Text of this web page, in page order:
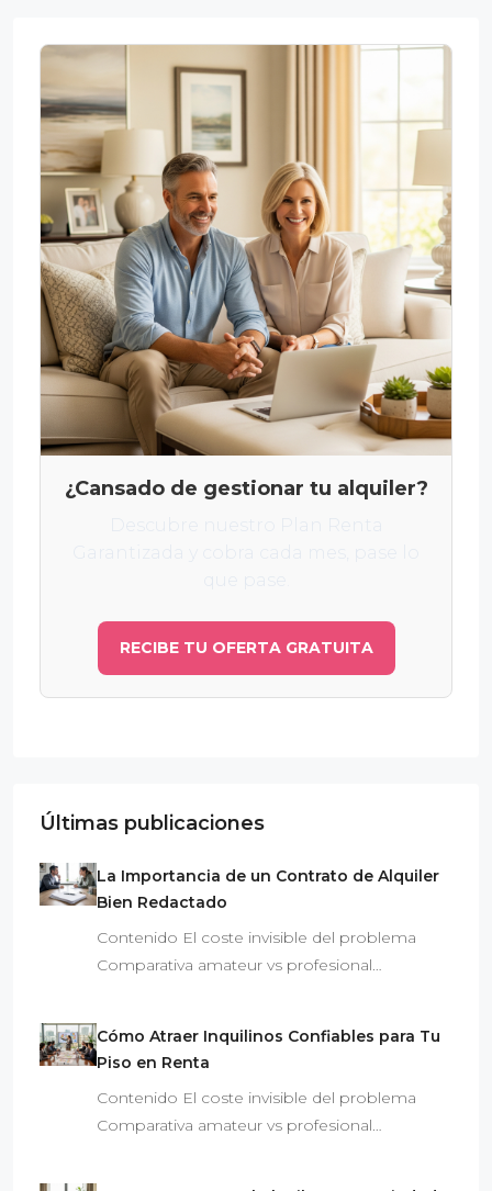
¿Cansado de gestionar tu alquiler?
RECIBE TU OFERTA GRATUITA
Últimas publicaciones
La Importancia de un Contrato de Alquiler
Bien Redactado
Contenido El coste invisible del problema
Comparativa amateur vs profesional…
Cómo Atraer Inquilinos Confiables para Tu
Piso en Renta
Contenido El coste invisible del problema
Comparativa amateur vs profesional…